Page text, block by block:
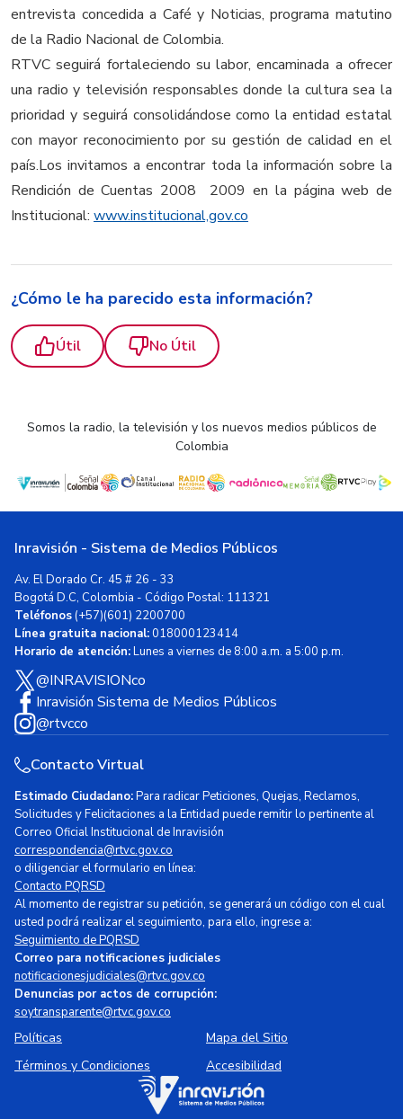
entrevista concedida a Café y Noticias, programa matutino
de la Radio Nacional de Colombia.
RTVC seguirá fortaleciendo su labor, encaminada a ofrecer
una radio y televisión responsables donde la cultura sea la
prioridad y seguirá consolidándose como la entidad estatal
con mayor reconocimiento por su gestión de calidad en el
país.Los invitamos a encontrar toda la información sobre la
Rendición de Cuentas 2008  2009 en la página web de
Institucional: www.institucional,gov.co
¿Cómo le ha parecido esta información?
Útil No Útil
Somos la radio, la televisión y los nuevos medios públicos de
Colombia
Inravisión - Sistema de Medios Públicos
Av. El Dorado Cr. 45 # 26 - 33
Bogotá D.C, Colombia - Código Postal: 111321
Teléfonos(+57)(601) 2200700
Línea gratuita nacional:018000123414
Horario de atención:Lunes a viernes de 8:00 a.m. a 5:00 p.m.
@INRAVISIONco
Inravisión Sistema de Medios Públicos
@rtvcco
Contacto Virtual
Estimado Ciudadano:Para radicar Peticiones, Quejas, Reclamos,
Solicitudes y Felicitaciones a la Entidad puede remitir lo pertinente al
Correo Oficial Institucional de Inravisión
correspondencia@rtvc.gov.co
o diligenciar el formulario en línea:
Contacto PQRSD
Al momento de registrar su petición, se generará un código con el cual
usted podrá realizar el seguimiento, para ello, ingrese a:
Seguimiento de PQRSD
Correo para notificaciones judiciales
notificacionesjudiciales@rtvc.gov.co
Denuncias por actos de corrupción:
soytransparente@rtvc.gov.co
Políticas
Mapa del Sitio
Términos y Condiciones
Accesibilidad